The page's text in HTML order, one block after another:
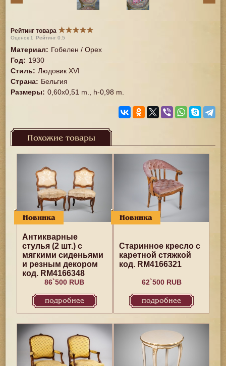
Рейтинг товара ★★★★★
Оценок 1 Рейтинг0.5
Материал: Гобелен / Орех
Год: 1930
Стиль: Людовик XVI
Страна: Бельгия
Размеры: 0,60x0,51 m., h-0,98 m.
Похожие товары
Новинка
Антикварные
стулья (2 шт.) с
мягкими сиденьями
и резным декором
код. RM4166348
86`500 RUB
подробнее
Новинка
Старинное кресло с
каретной стяжкой
код. RM4166321
62`500 RUB
подробнее